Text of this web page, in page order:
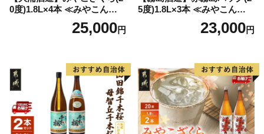
0度)1.8L×4本 ≪みやこんじょ
特急便≫_AD-077125,000円
5度)1.8L×3本 ≪みやこんじょ
特急便≫_23-07-K03P-1800-3
23,000円